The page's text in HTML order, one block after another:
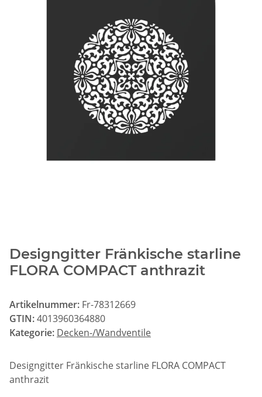
Designgitter Fränkische starline
FLORA COMPACT anthrazit
Artikelnummer: Fr-78312669
GTIN:4013960364880
Kategorie: Decken-/Wandventile
Designgitter Fränkische starline FLORA COMPACT
anthrazit